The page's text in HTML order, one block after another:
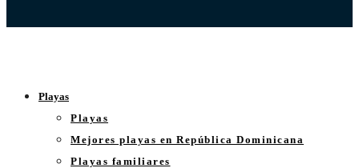
Playas
Playas
Mejores playas en República Dominicana
Playas familiares